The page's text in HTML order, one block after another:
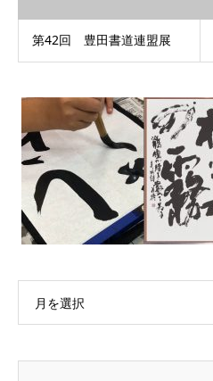
第42回 豊田書道連盟展
月を選択